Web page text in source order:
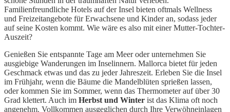
Familienfreundliche Hotels auf der Insel bieten oftmals Wellness
und Freizeitangebote für Erwachsene und Kinder an, sodass jeder
auf seine Kosten kommt. Wie wäre es also mit einer Mutter-Tochter-
Auszeit?
Genießen Sie entspannte Tage am Meer oder unternehmen Sie
ausgiebige Wanderungen im Inselinnern. Mallorca bietet für jeden
Geschmack etwas und das zu jeder Jahreszeit. Erleben Sie die Insel
im Frühjahr, wenn die Bäume die Mandelblüten sprießen lassen,
oder kommen Sie im Sommer, wenn das Thermometer auf über 30
Grad klettert. Auch im Herbst und Winter ist das Klima oft noch
angenehm. Vollkommen ausgeglichen durch Ihre Verwöhneinlagen